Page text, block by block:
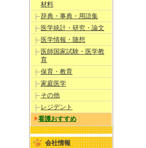
材料
辞典・事典・用語集
医学統計・研究・論文
医学情報・随想
医師国家試験・医学教
育
保育・教育
家庭医学
その他
レジデント
看護おすすめ
会社情報